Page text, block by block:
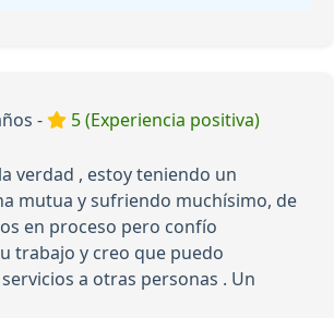
-
5 (Experiencia positiva)
verdad , estoy teniendo un
mutua y sufriendo muchísimo, de
en proceso pero confío
trabajo y creo que puedo
a otras personas . Un